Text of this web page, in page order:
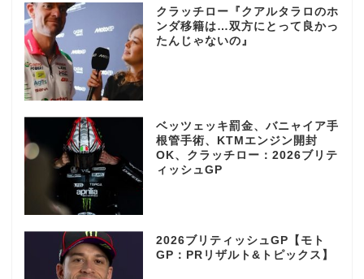
クラッチロー『クアルタラロのホ
ンダ移籍は…双方にとって良かっ
たんじゃないの』
ベッツェッキ罰金、バニャイア手
根管手術、KTMエンジン開封
OK、クラッチロー：2026ブリテ
ィッシュGP
2026ブリティッシュGP【モト
GP：PRリザルト&トピックス】